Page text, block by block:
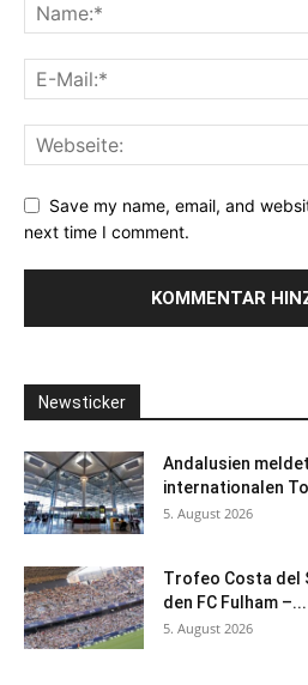
Save my name, email, and
next time I comment.
Newsticker
Andalusien
internationalen
5. August 2026
Trofeo Costa del
den FC Fulham –...
5. August 2026